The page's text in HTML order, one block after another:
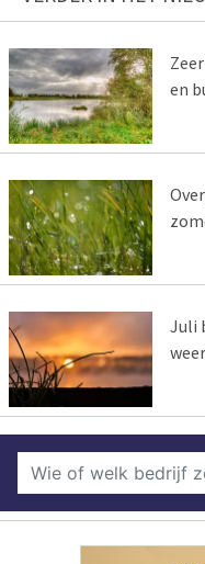
en
Juli